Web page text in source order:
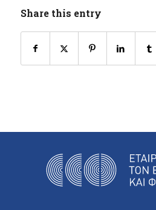
Share this entry